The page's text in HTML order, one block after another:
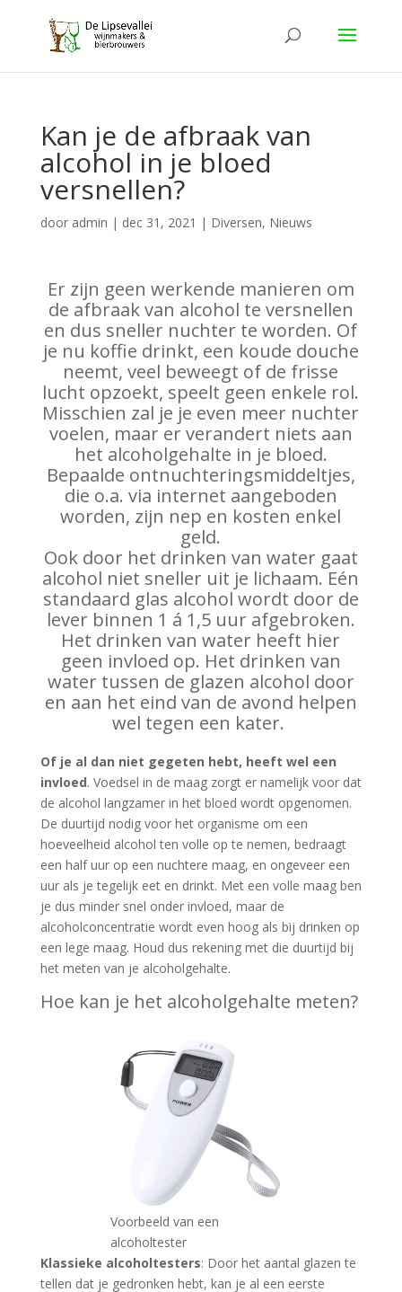
Kan je de afbraak van
alcohol in je bloed
versnellen?
door admin | dec 31, 2021 | Diversen, Nieuws
Er zijn geen werkende manieren om
de afbraak van alcohol te versnellen
en dus sneller nuchter te worden. Of
je nu koffie drinkt, een koude douche
neemt, veel beweegt of de frisse
lucht opzoekt, speelt geen enkele rol.
Misschien zal je je even meer nuchter
voelen, maar er verandert niets aan
het alcoholgehalte in je bloed.
Bepaalde ontnuchteringsmiddeltjes,
die o.a. via internet aangeboden
worden, zijn nep en kosten enkel
geld.
Ook door het drinken van water gaat
alcohol niet sneller uit je lichaam. Eén
standaard glas alcohol wordt door de
lever binnen 1 á 1,5 uur afgebroken.
Het drinken van water heeft hier
geen invloed op. Het drinken van
water tussen de glazen alcohol door
en aan het eind van de avond helpen
wel tegen een kater.
Of je al dan niet gegeten hebt, heeft wel een
invloed. Voedsel in de maag zorgt er namelijk voor dat
de alcohol langzamer in het bloed wordt opgenomen.
De duurtijd nodig voor het organisme om een
hoeveelheid alcohol ten volle op te nemen, bedraagt
een half uur op een nuchtere maag, en ongeveer een
uur als je tegelijk eet en drinkt. Met een volle maag ben
je dus minder snel onder invloed, maar de
alcoholconcentratie wordt even hoog als bij drinken op
een lege maag. Houd dus rekening met die duurtijd bij
het meten van je alcoholgehalte.
Hoe kan je het alcoholgehalte meten?
Voorbeeld van een
alcoholtester
Klassieke alcoholtesters: Door het aantal glazen te
tellen dat je gedronken hebt, kan je al een eerste